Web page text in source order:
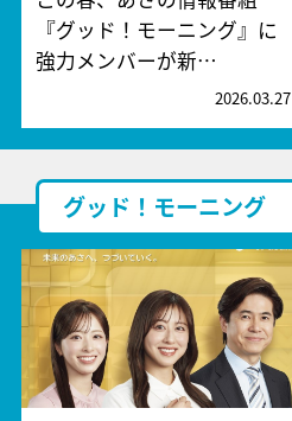
『グッド！モーニング』に
強力メンバーが新…
2026.03.27
グッド！モーニング